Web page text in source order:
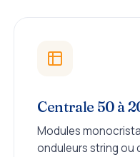
Centrale 50 à
Modules
onduleurs string ou